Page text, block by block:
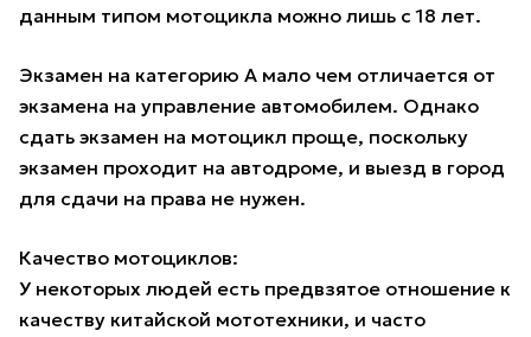
данным типом мотоцикла можно лишь с 18 лет.
Экзамен на категорию A мало чем отличается от
экзамена на управление автомобилем. Однако
сдать экзамен на мотоцикл проще, поскольку
экзамен проходит на автодроме, и выезд в город
для сдачи на права не нужен.
Качество мотоциклов:
У некоторых людей есть предвзятое отношение к
качеству китайской мототехники, и часто